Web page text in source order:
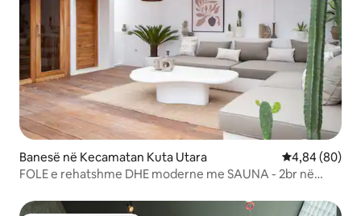
Banesë në Kecamatan Kuta Utara Vlerësimi
4,84 (80)
FOLE e rehatshme DHE moderne me SAUNA - 2br në